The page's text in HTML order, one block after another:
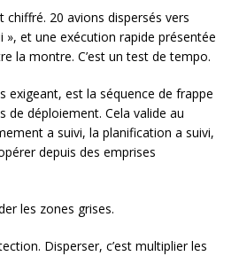
chiffré. 20 avions dispersés vers
», et une exécution rapide présentée
la montre. C’est un test de tempo.
exigeant, est la séquence de frappe
de déploiement. Cela valide au
a suivi, la planification a suivi,
depuis des emprises
les zones grises.
Disperser, c’est multiplier les